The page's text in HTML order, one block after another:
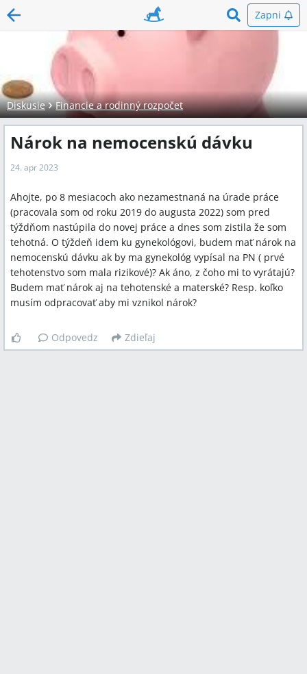
Zapni
Diskusie Financie a rodinný rozpočet
Nárok na nemocenskú dávku
24. apr 2023
Ahojte, po 8 mesiacoch ako nezamestnaná na úrade práce
(pracovala som od roku 2019 do augusta 2022) som pred
týždňom nastúpila do novej práce a dnes som zistila že som
tehotná. O týždeň idem ku gynekológovi, budem mať nárok na
nemocenskú dávku ak by ma gynekológ vypísal na PN ( prvé
tehotenstvo som mala rizikové)? Ak áno, z čoho mi to vyrátajú?
Budem mať nárok aj na tehotenské a materské? Resp. koľko
musím odpracovať aby mi vznikol nárok?
Odpovedz Zdieľaj